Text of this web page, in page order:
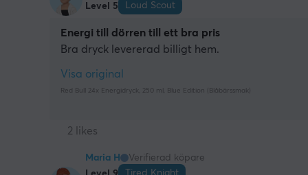
Level 5
Loud Scout
Energi till dörren till ett bra pris
Bra dryck levererad billigt hem.
Visa original
Red Bull 24x Energidryck, 250 ml, Blue Edition (Blåbärssmak)
2 likes
Maria H
Verifierad köpare
Tired Knight